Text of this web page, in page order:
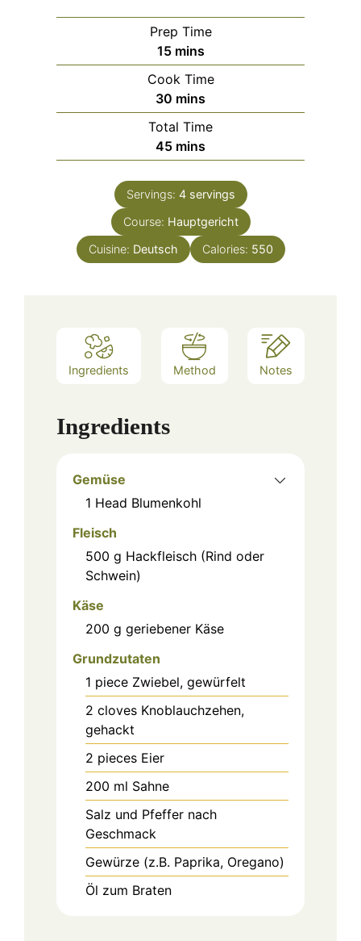
Prep Time
15minutes
mins
Cook Time
30 minutes
mins
Total Time
45minutes
mins
Servings: 4 servings
Course: Hauptgericht
Cuisine: Deutsch Calories: 550
Ingredients Method Notes
Ingredients
Gemüse
1 Head Blumenkohl
Fleisch
500 g Hackfleisch (Rind oder
Schwein)
Käse
200 g geriebener Käse
Grundzutaten
1 piece Zwiebel, gewürfelt
2 cloves Knoblauchzehen,
gehackt
2 pieces Eier
200 ml Sahne
Salz und Pfeffer nach
Geschmack
Gewürze (z.B. Paprika, Oregano)
Öl zum Braten